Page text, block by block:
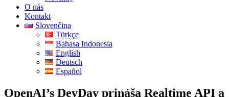
O nás
Kontakt
Slovenčina
Türkçe
Bahasa Indonesia
English
Deutsch
Español
OpenAI’s DevDay prináša Realtime API a